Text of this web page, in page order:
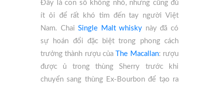
Đây là con số không nhỏ, nhưng cũng đủ
ít ỏi để rất khó tìm đến tay người Việt
Nam. ChaiSingle Malt whisky này đã có
sự hoán đổi đặc biệt trong phong cách
trưởng thành rượu của
The Macallan: rượu
được ủ trong thùng Sherry trước khi
chuyển sang thùng Ex-Bourbon để tạo ra